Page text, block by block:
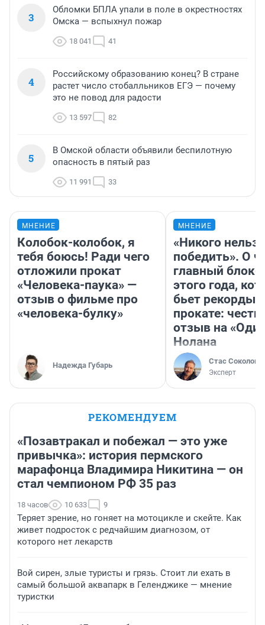
3
Обломки БПЛА упали в поле в окрестностях
Омска — вспыхнул пожар
18 041 41
4
Российскому образованию конец? В стране
растет число стобалльников ЕГЭ — почему
это не повод для радости
13 597 82
5
В Омской области объявили беспилотную
опасность в пятый раз
11 991 33
МНЕНИЕ
Колобок-колобок, я
тебя боюсь! Ради чего
отложили прокат
«Человека-паука» —
отзыв о фильме про
«человека-булку»
Надежда Губарь
МНЕНИЕ
«Никого нельзя
победить». О
главный
этого года,
бьет рекорды в
прокате:
отзыв на
Нолана
Стас Соколов
Эксперт
РЕКОМЕНДУЕМ
«Позавтракал и побежал — это уже
привычка»: история пермского
марафонца Владимира Никитина — он
стал чемпионом РФ 35 раз
18 часов 10 633 9
Теряет зрение, но гоняет на мотоцикле и скейте. Как
живет подросток с редчайшим диагнозом, от
которого нет лекарств
Вой сирен, злые туристы и грязь. Стоит ли ехать в
самый большой аквапарк в Геленджике — мнение
туристки